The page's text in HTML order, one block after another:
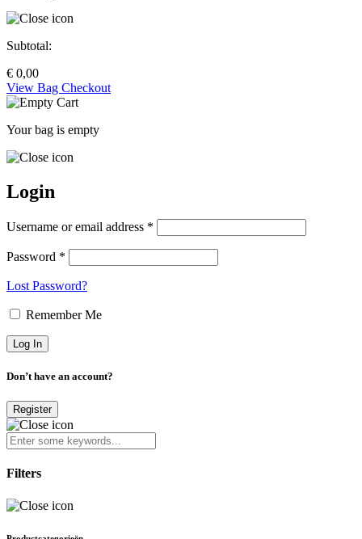
Subtotal:
€ 0,00
View Bag Checkout
Your bag is empty
Login
Username or email address *
Password *
Lost Password?
Remember Me
Don’t have an account?
Register
Filters